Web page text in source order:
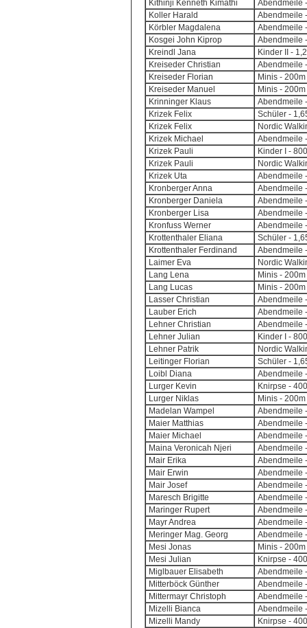
Kithinji Kenneth Kimathi
Abendmeile
Koller Harald
Abendmeile
Körbler Magdalena
Abendmeile
Kosgei John Kiprop
Abendmeile
Kreindl Jana
Kinder II -
Kreiseder Christian
Abendmeile
Kreiseder Florian
Minis -
Kreiseder Manuel
Minis -
Krinninger Klaus
Abendmeile
Krizek Felix
Schüler -
Krizek Felix
Nordic
Krizek Michael
Abendmeile
Krizek Pauli
Kinder I -
Krizek Pauli
Nordic
Krizek Uta
Abendmeile
Kronberger Anna
Abendmeile
Kronberger Daniela
Abendmeile
Kronberger Lisa
Abendmeile
Kronfuss Werner
Abendmeile
Krottenthaler Eliana
Schüler -
Krottenthaler Ferdinand
Abendmeile
Laimer Eva
Nordic
Lang Lena
Minis -
Lang Lucas
Minis -
Lasser Christian
Abendmeile
Lauber Erich
Abendmeile
Lehner Christian
Abendmeile
Lehner Julian
Kinder I -
Lehner Patrik
Nordic
Leitinger Florian
Schüler -
Loibl Diana
Abendmeile
Lurger Kevin
Knirpse -
Lurger Niklas
Minis -
Madelan Wampel
Abendmeile
Maier Matthias
Abendmeile
Maier Michael
Abendmeile
Maina Veronicah Njeri
Abendmeile
Mair Erika
Abendmeile
Mair Erwin
Abendmeile
Mair Josef
Abendmeile
Maresch Brigitte
Abendmeile
Maringer Rupert
Abendmeile
Mayr Andrea
Abendmeile
Meringer Mag. Georg
Abendmeile
Mesi Jonas
Minis -
Mesi Julian
Knirpse -
Miglbauer Elisabeth
Abendmeile
Mitterböck Günther
Abendmeile
Mittermayr Christoph
Abendmeile
Mizelli Bianca
Abendmeile
Mizelli Mandy
Knirpse -